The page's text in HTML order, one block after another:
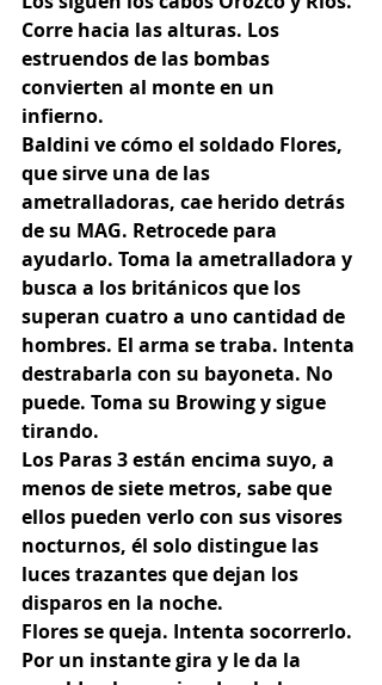
Corre hacia las alturas. Los
estruendos de las bombas
convierten al monte en un
infierno.
Baldini ve cómo el soldado Flores,
que sirve una de las
ametralladoras, cae herido detrás
de su MAG. Retrocede para
ayudarlo. Toma la ametralladora y
busca a los británicos que los
superan cuatro a uno cantidad de
hombres. El arma se traba. Intenta
destrabarla con su bayoneta. No
puede. Toma su Browing y sigue
tirando.
Los Paras 3 están encima suyo, a
menos de siete metros, sabe que
ellos pueden verlo con sus visores
nocturnos, él solo distingue las
luces trazantes que dejan los
disparos en la noche.
Flores se queja. Intenta socorrerlo.
Por un instante gira y le da la